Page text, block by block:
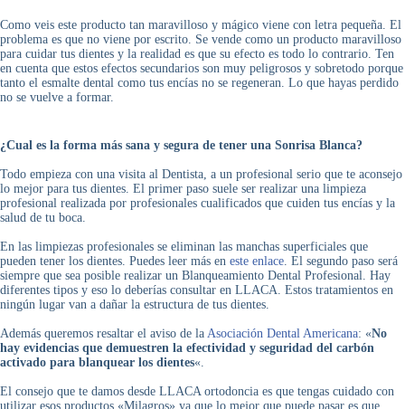
Como veis este producto tan maravilloso y mágico viene con letra pequeña. El
problema es que no viene por escrito. Se vende como un producto maravilloso
para cuidar tus dientes y la realidad es que su efecto es todo lo contrario. Ten
en cuenta que estos efectos secundarios son muy peligrosos y sobretodo porque
tanto el esmalte dental como tus encías no se regeneran. Lo que hayas perdido
no se vuelve a formar.
¿Cual es la forma más sana y segura de tener una Sonrisa Blanca?
Todo empieza con una visita al Dentista, a un profesional serio que te aconsejo
lo mejor para tus dientes. El primer paso suele ser realizar una limpieza
profesional realizada por profesionales cualificados que cuiden tus encías y la
salud de tu boca.
En las limpiezas profesionales se eliminan las manchas superficiales que
pueden tener los dientes. Puedes leer más en este enlace. El segundo paso será
siempre que sea posible realizar un Blanqueamiento Dental Profesional. Hay
diferentes tipos y eso lo deberías consultar en LLACA. Estos tratamientos en
ningún lugar van a dañar la estructura de tus dientes.
Además queremos resaltar el aviso de la Asociación Dental Americana: «No
hay evidencias que demuestren la efectividad y seguridad del carbón
activado para blanquear los dientes«.
El consejo que te damos desde LLACA ortodoncia es que tengas cuidado con
utilizar esos productos «Milagros» ya que lo mejor que puede pasar es que